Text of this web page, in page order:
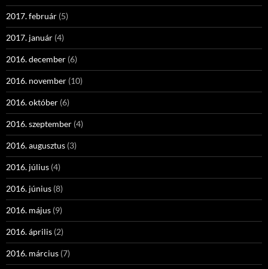
2017. február (5)
2017. január (4)
2016. december (6)
2016. november (10)
2016. október (6)
2016. szeptember (4)
2016. augusztus (3)
2016. július (4)
2016. június (8)
2016. május (9)
2016. április (2)
2016. március (7)